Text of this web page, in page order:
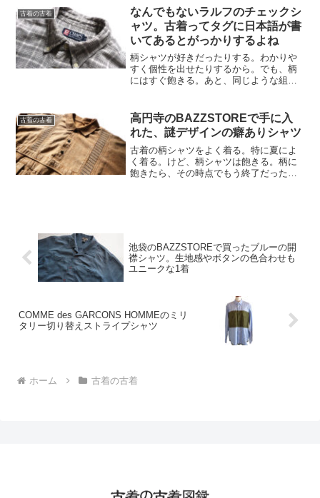
来てるとつまらない。ので、服を買うと
きは今までの自分じゃ選ば...
古着の古着
なんでもないラルフのチェックシ
ャツ。古着ってタグに日本語が書
いてあるとがっかりするよね
柄シャツが好きだったりする。わかりや
すく個性を出せたりするから。でも、柄
にはすぐ飽きる。あと、同じような組み
りなんでもない服って便利だったりす
る。なんでもない服の方が、...
古着の古着
高円寺のBAZZSTOREで手に入
れた、謎デザインの癖ありシャツ
古着の柄シャツをよく着る。特に夏によ
く着る。けど、柄シャツは飽きる。柄に
飽きたら、その時点でもう終了だったり
池袋のBAZZSTOREで買ったブルーの開
襟シャツ。生地感やボタンの色合わせも
ユニークな1着
COMME des GARCONS HOMMEのミリ
タリー切り替えストライプシャツ
ホーム 古着の古着